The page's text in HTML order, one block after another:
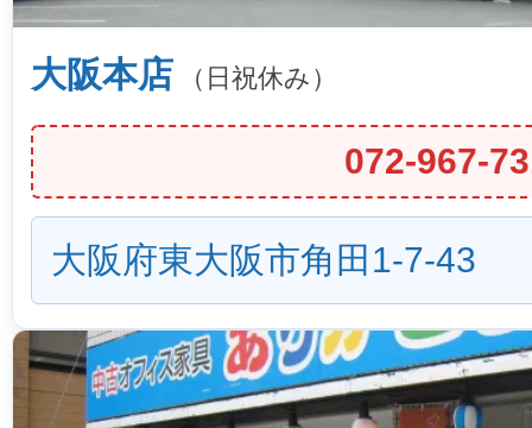
大阪本店 （日祝休み）
072-967-
大阪府東大阪市角田1-7-43